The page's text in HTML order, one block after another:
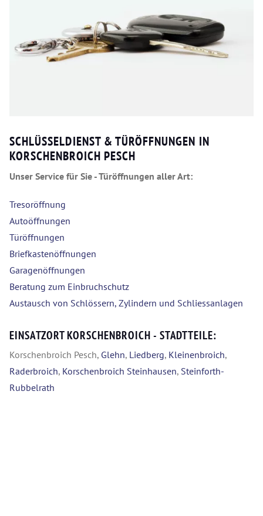
SCHLÜSSELDIENST & TÜRÖFFNUNGEN IN
KORSCHENBROICH PESCH
Unser Service für Sie - Türöffnungen aller Art:
Tresoröffnung
Autoöffnungen
Türöffnungen
Briefkastenöffnungen
Garagenöffnungen
Beratung zum Einbruchschutz
Austausch von Schlössern, Zylindern und Schliessanlagen
EINSATZORT KORSCHENBROICH - STADTTEILE:
Korschenbroich Pesch, Glehn, Liedberg, Kleinenbroich,
Raderbroich, Korschenbroich Steinhausen, Steinforth-
Rubbelrath